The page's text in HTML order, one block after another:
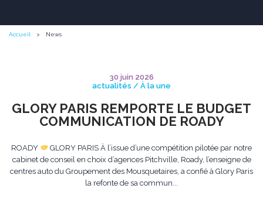
Accueil News
30 juin 2026
actualités / À la une
GLORY PARIS REMPORTE LE BUDGET
COMMUNICATION DE ROADY
ROADY
GLORY PARIS À l’issue d’une compétition pilotée par notre
cabinet de conseil en choix d’agences Pitchville, Roady, l’enseigne de
centres auto du Groupement des Mousquetaires, a confié à Glory Paris
la refonte de sa commun...